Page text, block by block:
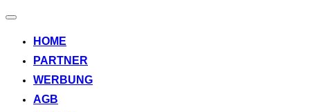
Navigation
HOME
PARTNER
WERBUNG
AGB